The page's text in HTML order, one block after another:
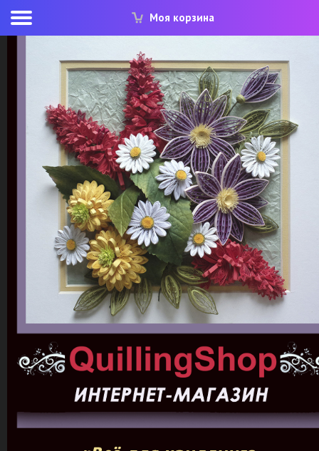
Моя корзина